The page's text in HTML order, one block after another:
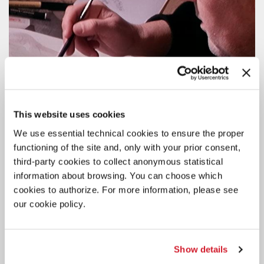
This website uses cookies
We use essential technical cookies to ensure the proper
functioning of the site and, only with your prior consent,
third-party cookies to collect anonymous statistical
information about browsing. You can choose which
cookies to authorize. For more information, please see
our cookie policy.
Show details
CINEMA
DOCUMENTARIO DI STEFANO